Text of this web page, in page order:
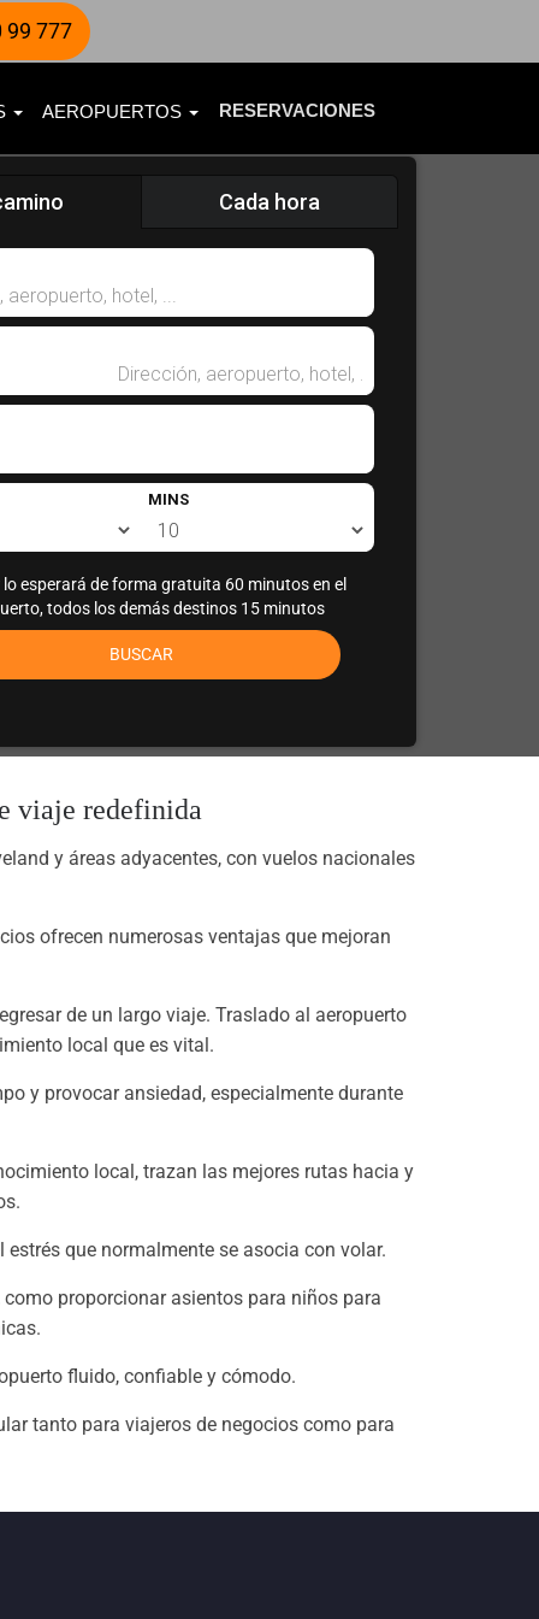
777
AEROPUERTOS RESERVACIONES
Cada hora
MINS
lo esperará de forma gratuita 60 minutos en el
todos los demás destinos 15 minutos
BUSCAR
viaje redefinida
y áreas adyacentes, con vuelos nacionales
ofrecen numerosas ventajas que mejoran
de un largo viaje. Traslado al aeropuerto
local que es vital.
y provocar ansiedad, especialmente durante
local, trazan las mejores rutas hacia y
que normalmente se asocia con volar.
proporcionar asientos para niños para
fluido, confiable y cómodo.
tanto para viajeros de negocios como para